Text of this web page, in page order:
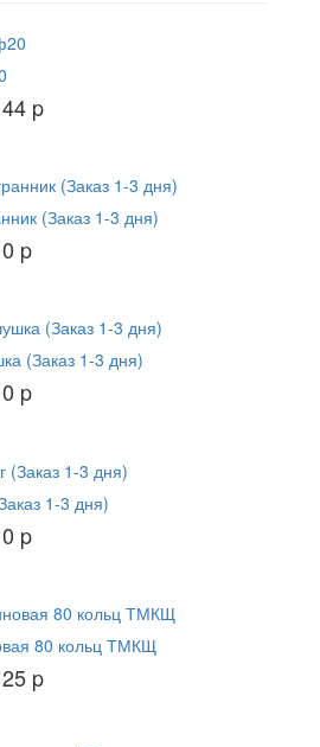
p
(Заказ 1-3 дня)
p
(Заказ 1-3 дня)
p
1-3 дня)
p
80 кольц ТМКЩ
p